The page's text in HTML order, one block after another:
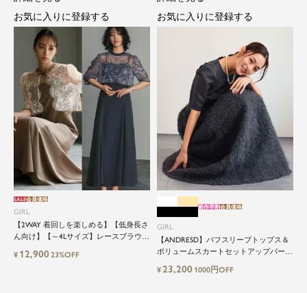
GIRL
【2WAY 着回しを楽しめる】【低身長さ
ん向け】【～4Lサイズ】レースブラウス
ング結婚式ワンピース
SALE会員価格
¥ 12,90023%OFF
お気に入りに登録する
GIRL
【ANDRESD】パフスリーブトップス＆
ボリュームスカートセットアップパーテ
新作早割会員価格
¥23,200 1000円OFF
お気に入りに登録する